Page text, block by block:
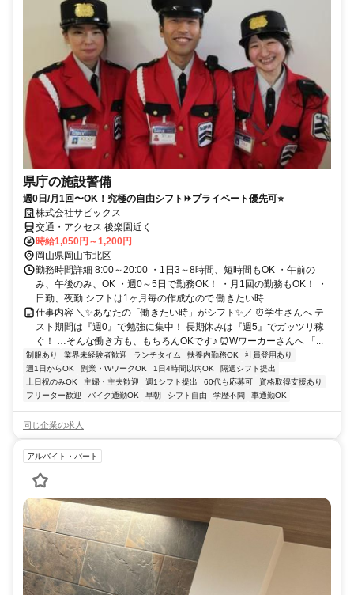
県庁の施設警備
週0日/月1回〜OK！究極の自由シフト⏩プライベート優先可⭐
株式会社サピックス
交通・アクセス 後楽園近く
時給1,050円～1,200円
岡山県岡山市北区
勤務時間詳細 8:00～20:00 ・1日3～8時間、短時間もOK ・午前の
み、午後のみ、OK ・週0～5日で勤務OK！ ・月1回の勤務もOK！ ・
日勤、夜勤 シフトは1ヶ月毎の作成なので 働きたい時...
仕事内容 ＼✨あなたの「働きたい時」がシフト✨／ ⏰学生さんへ テ
スト期間は『週0』で勉強に集中！ 長期休みは『週5』でガッツリ稼
ぐ！ …そんな働き方も、もちろんOKです♪ ⏰Wワーカーさんへ 「...
制服あり 業界未経験者歓迎 ランチタイム 扶養内勤務OK
社員登用あり
週1日からOK
副業・WワークOK 1日4時間以内OK
隔週シフト提出
土日祝のみOK
主婦・主夫歓迎 週1シフト提出 60代も応募可
資格取得支援あり
フリーター歓迎
バイク通勤OK 早朝 シフト自由 学歴不問 車通勤OK
同じ企業の求人
アルバイト・パート